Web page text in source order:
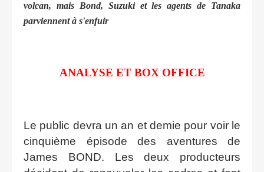
volcan, mais Bond, Suzuki et les agents de Tanaka
parviennent à s'enfuir
ANALYSE ET BOX OFFICE
Le public devra un an et demie pour voir le
cinquième épisode des aventures de
James BOND. Les deux producteurs